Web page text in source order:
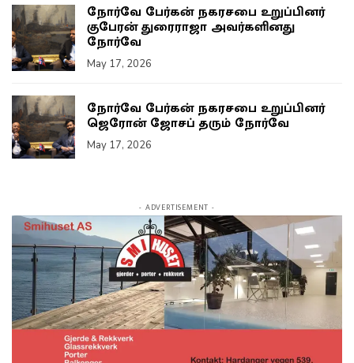
நோர்வே பேர்கன் நகரசபை உறுப்பினர்
குபேரன் துரைராஜா அவர்களினது
நோர்வே
May 17, 2026
நோர்வே பேர்கன் நகரசபை உறுப்பினர்
ஜெரோன் ஜோசப் தரும் நோர்வே
May 17, 2026
- ADVERTISEMENT -